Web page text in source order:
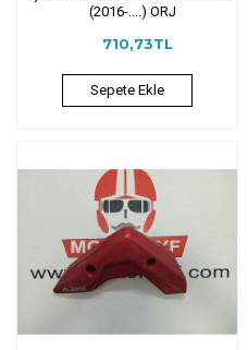
(2016-....) ORJ
710,73TL
Sepete Ekle